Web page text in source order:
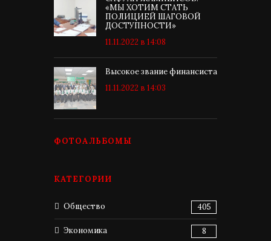
«МЫ ХОТИМ СТАТЬ
ПОЛИЦИЕЙ ШАГОВОЙ
ДОСТУПНОСТИ»
11.11.2022 в 14:08
Высокое звание финансиста
11.11.2022 в 14:03
ФОТОАЛЬБОМЫ
КАТЕГОРИИ
Общество 405
Экономика 8